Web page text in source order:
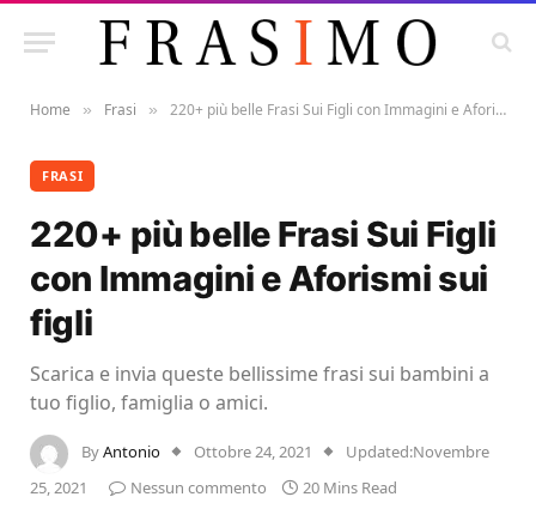
Home » Frasi » 220+ più belle Frasi Sui Figli con Immagini e Aforismi sui figli
FRASI
220+ più belle Frasi Sui Figli
con Immagini e Aforismi sui
figli
Scarica e invia queste bellissime frasi sui bambini a
tuo figlio, famiglia o amici.
ByAntonio Ottobre 24, 2021 Updated:Novembre
25, 2021
Nessun commento 20 Mins Read